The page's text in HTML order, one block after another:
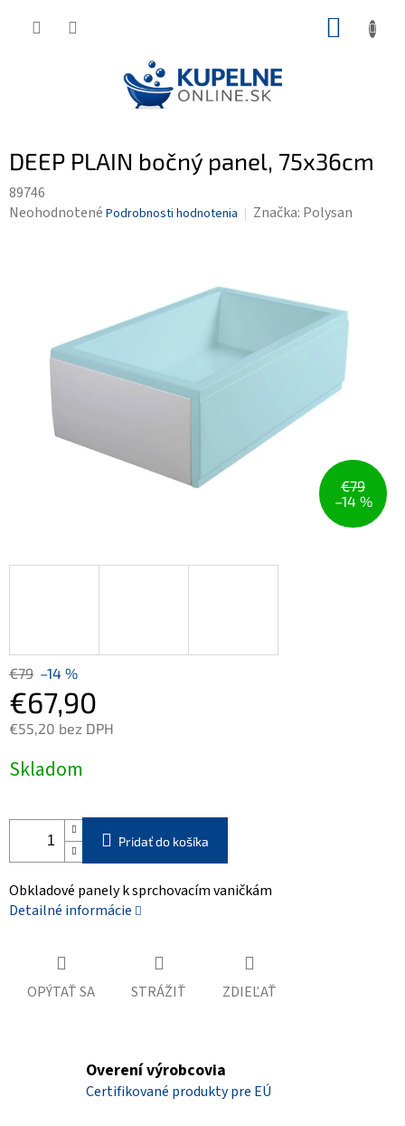
DEEP PLAIN bočný panel, 75x36cm
89746
Priemerné
hviezdičiek.
Neohodnotené Podrobnosti hodnotenia Značka: Polysan
€79
–14 %
€79 –14 %
€67,90
€55,20 bez DPH
cena:
Skladom
Pridať do košíka
Obkladové panely k sprchovacím vaničkám
Detailné informácie
OPÝTAŤ SA STRÁŽIŤ ZDIEĽAŤ
Overení výrobcovia
Certifikované produkty pre EÚ